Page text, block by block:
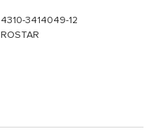
4310-3414049-12
ROSTAR